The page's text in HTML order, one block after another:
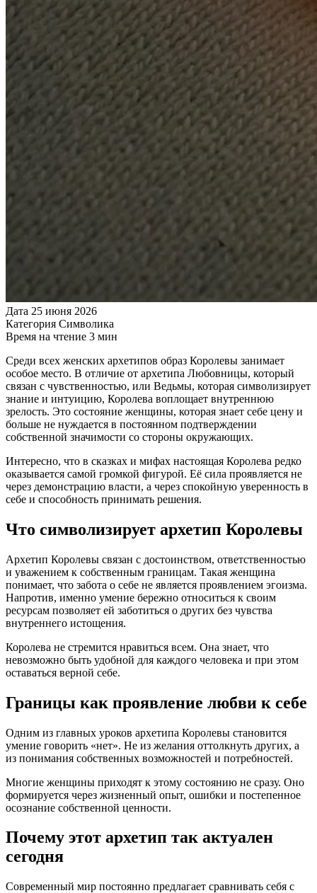
Дата 25 июня 2026
Категория Символика
Время на чтение 3 мин
Среди всех женских архетипов образ Королевы занимает
особое место. В отличие от архетипа Любовницы, который
связан с чувственностью, или Ведьмы, которая символизирует
знание и интуицию, Королева воплощает внутреннюю
зрелость. Это состояние женщины, которая знает себе цену и
больше не нуждается в постоянном подтверждении
собственной значимости со стороны окружающих.
Интересно, что в сказках и мифах настоящая Королева редко
оказывается самой громкой фигурой. Её сила проявляется не
через демонстрацию власти, а через спокойную уверенность в
себе и способность принимать решения.
Что символизирует архетип Королевы
Архетип Королевы связан с достоинством, ответственностью
и уважением к собственным границам. Такая женщина
понимает, что забота о себе не является проявлением эгоизма.
Напротив, именно умение бережно относиться к своим
ресурсам позволяет ей заботиться о других без чувства
внутреннего истощения.
Королева не стремится нравиться всем. Она знает, что
невозможно быть удобной для каждого человека и при этом
оставаться верной себе.
Границы как проявление любви к себе
Одним из главных уроков архетипа Королевы становится
умение говорить «нет». Не из желания оттолкнуть других, а
из понимания собственных возможностей и потребностей.
Многие женщины приходят к этому состоянию не сразу. Оно
формируется через жизненный опыт, ошибки и постепенное
осознание собственной ценности.
Почему этот архетип так актуален
сегодня
Современный мир постоянно предлагает сравнивать себя с